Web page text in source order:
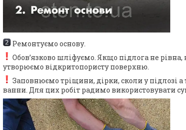
Ремонтуємо основу.
Обов’язково шліфуємо. Якщо підлога не
утворюємо відкритопористу поверхню.
Заповнюємо тріщини, дірки, сколи у підлозі
ванни. Для цих робіт радимо використовувати